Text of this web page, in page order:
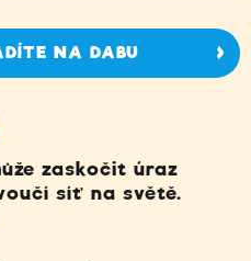
NA DABU
zaskočit úraz
síť na světě.